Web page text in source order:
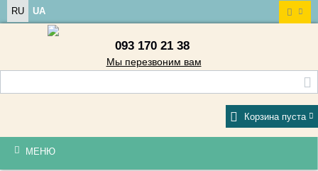
RU UA
093 170 21 38
Мы перезвоним вам
Корзина пуста
МЕНЮ